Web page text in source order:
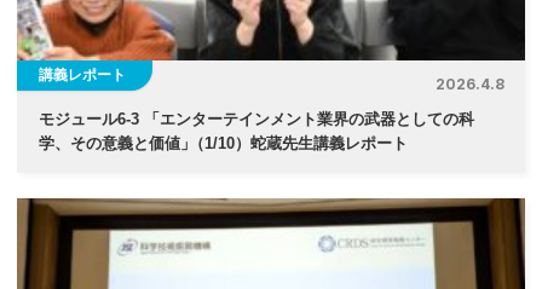
講義レポート
2026.4.8
モジュール6-3 「エンターテインメント業界の武器としての科
学、その意義と価値」 （1/10）蛇蔵先生講義レポート